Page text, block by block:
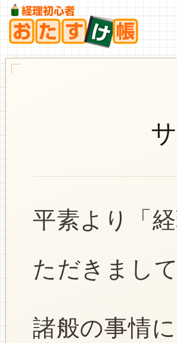
平素より「
ただきまし
諸般の事情